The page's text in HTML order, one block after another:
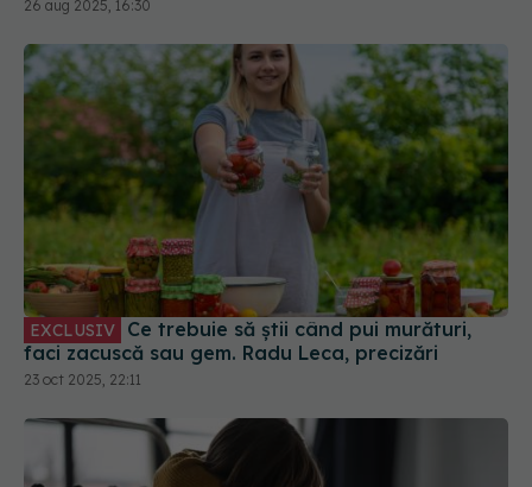
26 aug 2025, 16:30
EXCLUSIV
faci zacuscă sau gem. Radu Leca, precizări
23 oct 2025, 22:11